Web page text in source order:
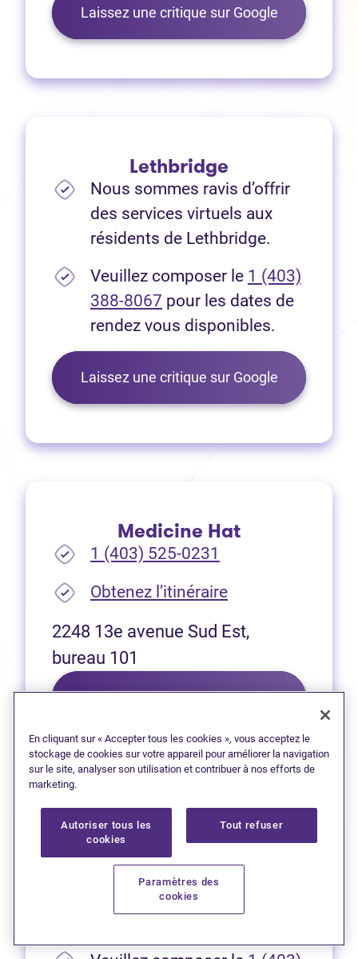
Laissez une critique sur Google(Ouvre
Lethbridge
Nous sommes ravis d’offrir
des services virtuels aux
résidents de Lethbridge.
Veuillez composer le 1 (403)
388-8067 pour les dates de
rendez vous disponibles.
Laissez une critique sur Google
Medicine Hat
1 (403) 525-0231
Obtenez l’itinéraire(Ouvre dans un
2248 13e avenue Sud Est,
bureau 101
Laissez une critique sur Google(Ouvre
Red Deer
Nous sommes ravis d’offrir
des services virtuels aux
En cliquant sur « Accepter tous les cookies », vous acceptez le
stockage de cookies sur votre appareil pour améliorer la navigation
sur le site, analyser son utilisation et contribuer à nos efforts de
marketing.
Autoriser tous les
cookies
Tout refuser
Paramètres des
cookies